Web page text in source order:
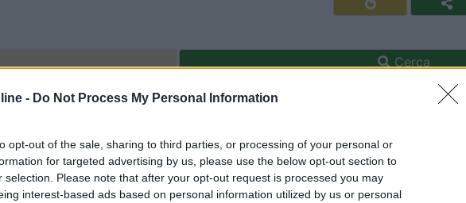
- Do Not Process My Personal Information
opt-out of the sale, sharing to third parties, or processing of your personal or
for targeted advertising by us, please use the below opt-out section to
selection. Please note that after your opt-out request is processed you may
interest-based ads based on personal information utilized by us or personal
Cerca
Meccanica Cellula Accessori Eventi Leggi Comportamenti In camper per
< 1 >